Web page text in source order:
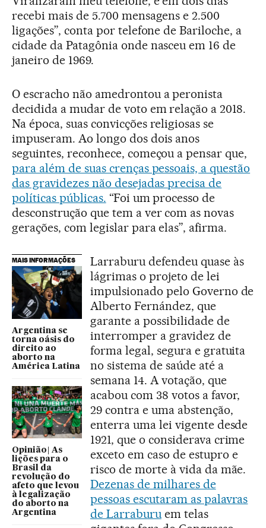
recebi mais de 5.700 mensagens e 2.500
ligações”, conta por telefone de Bariloche, a
cidade da Patagônia onde nasceu em 16 de
janeiro de 1969.
O escracho não amedrontou a peronista
decidida a mudar de voto em relação a 2018.
Na época, suas convicções religiosas se
impuseram. Ao longo dos dois anos
seguintes, reconhece, começou a pensar que,
para além de suas crenças pessoais, a questão
das gravidezes não desejadas precisa de
políticas públicas. “Foi um processo de
desconstrução que tem a ver com as novas
gerações, com legislar para elas”, afirma.
MAIS INFORMAÇÕES
Argentina se
torna oásis do
direito ao
aborto na
América Latina
Opinião| As
lições para o
Brasil da
revolução do
afeto que levou
à legalização
do aborto na
Argentina
Larraburu defendeu quase às
lágrimas o projeto de lei
impulsionado pelo Governo de
Alberto Fernández, que
garante a possibilidade de
interromper a gravidez de
forma legal, segura e gratuita
no sistema de saúde até a
semana 14. A votação, que
acabou com 38 votos a favor,
29 contra e uma abstenção,
enterra uma lei vigente desde
1921, que o considerava crime
exceto em caso de estupro e
risco de morte à vida da mãe.
Dezenas de milhares de
pessoas escutaram as palavras
de Larraburuem telas